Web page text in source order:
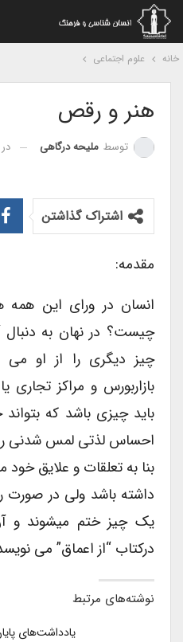
علوم اجتماعی
هنر و رقص
توسطملیحه درگاهی در
اشتراک گذاشتن
مقدمه:
انسان در ورای این همه
چیست؟ در نهان به
چیز دیگری را از او می
بازاربورس و مراکز تجاری
باید چیزی باشد که
احساس لذتی لمس شدنی را
بنا به تعلقات و علایق خود
داشته باشد ولی در صورت
یک چیز ختم میشوند و
درکتاب “از اعماق” می نویسد :
نوشته‌های مرتبط
یادداشت‌های